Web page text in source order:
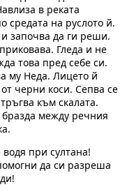
в реката
средата на руслото й.
и започва да ги реши.
Гледа и не
това пред себе си.
му Неда. Лицето й
черни коси. Сепва се
към скалата.
между речния
при султана!
да си разреша